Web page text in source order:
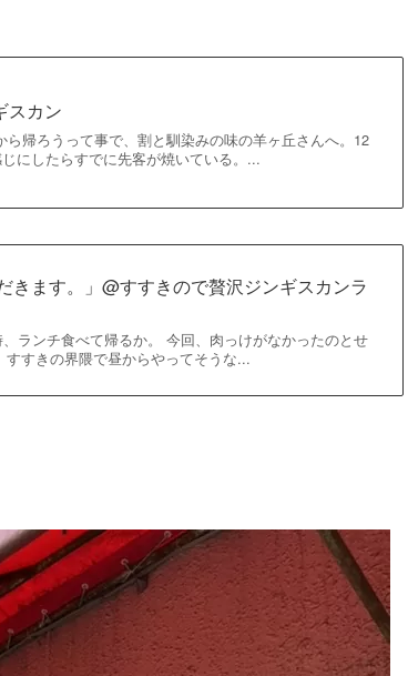
スカン
帰ろうって事で、割と馴染みの味の羊ヶ丘さんへ。12
にしたらすでに先客が焼いている。...
きます。」@すすきので贅沢ジンギスカンラ
ランチ食べて帰るか。 今回、肉っけがなかったのとせ
すきの界隈で昼からやってそうな...